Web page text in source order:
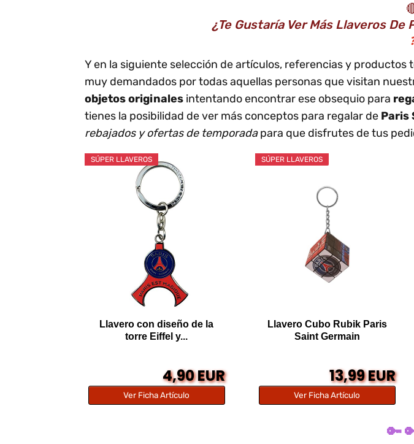
¿Te Gustaría Ver Más Llaveros
Y en la siguiente selección de artículos, referencias y
muy demandados por todas aquellas personas que visitan
objetos originales intentando encontrar ese obsequio para
tienes la posibilidad de ver más conceptos para regalar de Paris
rebajados y ofertas de temporadapara que disfrutes de tus
SÚPER LLAVEROS
Llavero con diseño de la
torre Eiffel y...
4,90 EUR
Ver Ficha Artículo
SÚPER LLAVEROS
Llavero Cubo Rubik Paris
Saint Germain
13,99 EUR
Ver Ficha Artículo
🔑